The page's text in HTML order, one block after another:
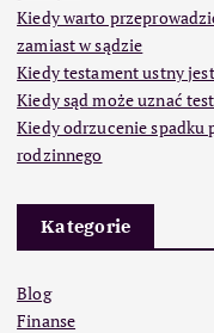
Kiedy warto
zamiast w sądzie
Kiedy testament ustny
Kiedy sąd może uznać
Kiedy odrzucenie spadku
rodzinnego
Kategorie
Blog
Finanse